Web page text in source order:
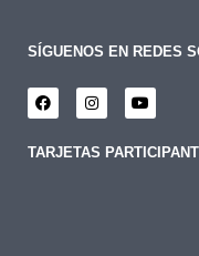
SÍGUENOS EN REDES
TARJETAS